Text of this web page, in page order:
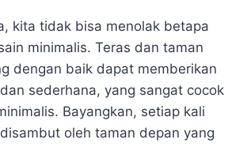
kita tidak bisa menolak betapa
minimalis. Teras dan taman
dengan baik dapat memberikan
sederhana, yang sangat cocok
Bayangkan, setiap kali
oleh taman depan yang